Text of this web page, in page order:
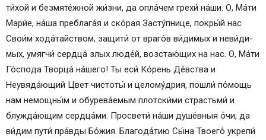
ти́хой и безмяте́жной жи́з­ни, да опла́чем гре­хи́ на́ши. О, Ма́­ти
Ма­ри́е, на́­ша преблага́я и ско́­рая За­сту́п­ни­це, по­кры́й нас
Сво­и́м хо­да́­тай­ством, защити́ от вра­го́в ви́­ди­мых и не­ви́­ди­
мых, умягчи́ серд­ца́ злых лю­де́й, возстаю́щих на нас. О, Ма́­ти
Го́с­по­да Творца́ на́­ше­го! Ты еси́ Ко́рень Де́вст­ва и
Неувяда́ющий Цвет чис­то­ты́ и це­ло­му́д­рия, пошли́ по́­мощь
нам не­мощ­ны́м и обурева́емым плот­ски́­ми страсть­ми́ и
блужда́ющим сердца́ми. Про­све­ти́ на́ши ду­ше́в­ныя о́чи, да
ви́­дим пу­ти́ пра́в­ды Бо́­жия. Бла­го­да́­тию Сы́­на Тво­его́ укре­пи́